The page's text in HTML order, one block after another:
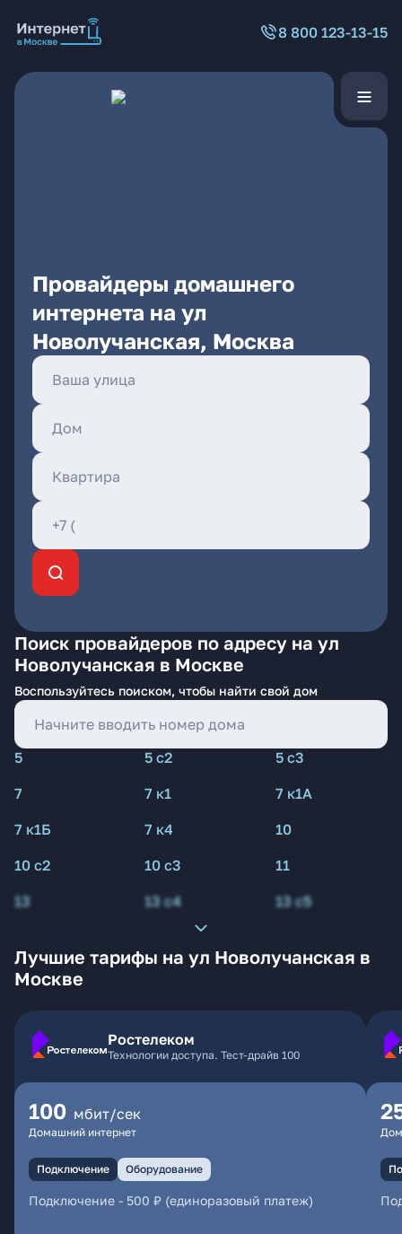
8 800 123-13-15
Провайдеры домашнего
интернета на ул
Новолучанская, Москва
Поиск провайдеров по адресу на ул
Новолучанская в Москве
Воспользуйтесь поиском, чтобы найти свой дом
5 5 с2
5 с3
7
7 к1
7 к1А
7 к1Б
7 к4
10
10 с2
10 с3
11
13
13 с4 13 с5
Лучшие тарифы на ул Новолучанская в
Москве
Ростелеком
Технологии доступа. Тест-драйв 100
100 мбит/сек
Домашний интернет
Подключение Оборудование
Подключение - 500 ₽ (единоразовый платеж)